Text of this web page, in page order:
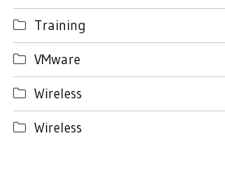
Training
VMware
Wireless
Wireless